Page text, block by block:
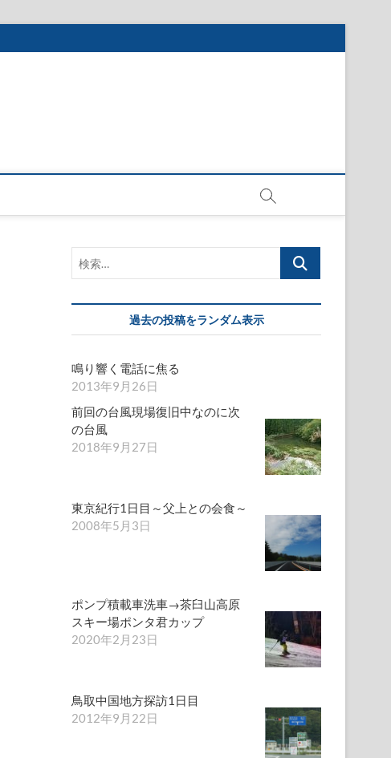
索…
過去の投稿をランダム表示
鳴り響く電話に焦る
2013年9月26日
前回の台風現場復旧中なのに次
の台風
2018年9月27日
東京紀行1日目～父上との会食～
2008年5月3日
ポンプ積載車洗車→茶臼山高原
スキー場ポンタ君カップ
2020年2月23日
鳥取中国地方探訪1日目
2012年9月22日